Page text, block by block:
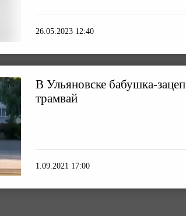
26.05.2023 12:40
В Ульяновске бабушка-
трамвай
1.09.2021 17:00